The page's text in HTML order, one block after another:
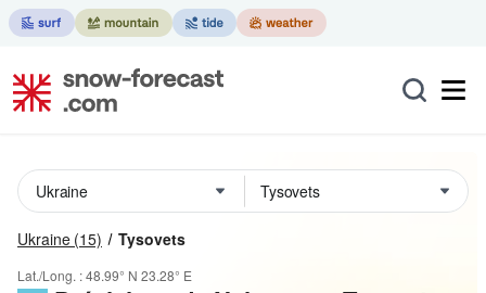
Ukraine (15) Tysovets
Lat./Long. :48.99° N 23.28° E